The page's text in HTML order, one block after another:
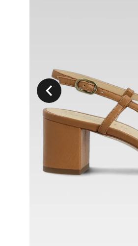
Précedent